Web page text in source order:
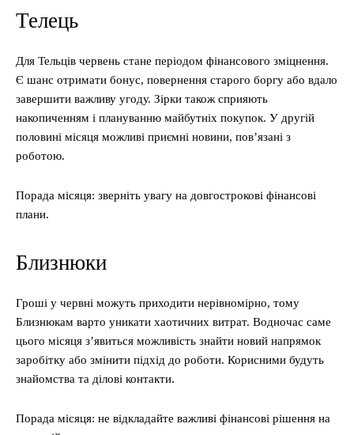
Телець
Для Тельців червень стане періодом фінансового зміцнення.
Є шанс отримати бонус, повернення старого боргу або вдало
завершити важливу угоду. Зірки також сприяють
накопиченням і плануванню майбутніх покупок. У другій
половині місяця можливі приємні новини, пов’язані з
роботою.
Порада місяця: зверніть увагу на довгострокові фінансові
плани.
Близнюки
Гроші у червні можуть приходити нерівномірно, тому
Близнюкам варто уникати хаотичних витрат. Водночас саме
цього місяця з’явиться можливість знайти новий напрямок
заробітку або змінити підхід до роботи. Корисними будуть
знайомства та ділові контакти.
Порада місяця: не відкладайте важливі фінансові рішення на